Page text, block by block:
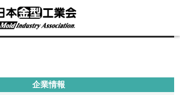
会社
企業情報